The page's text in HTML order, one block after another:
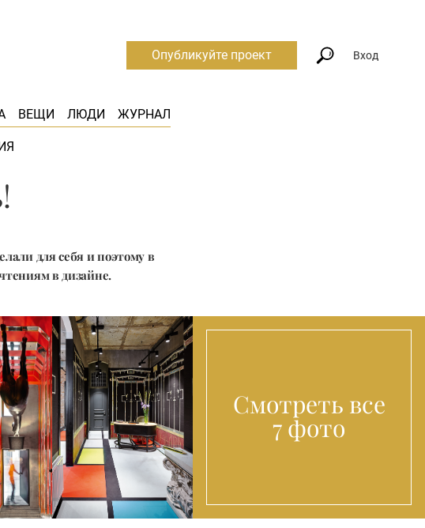
ВЕЩИ ЛЮДИ ЖУРНАЛ
Опубликуйте проект Вход
для себя и поэтому в
в дизайне.
Смотреть все
7 фото